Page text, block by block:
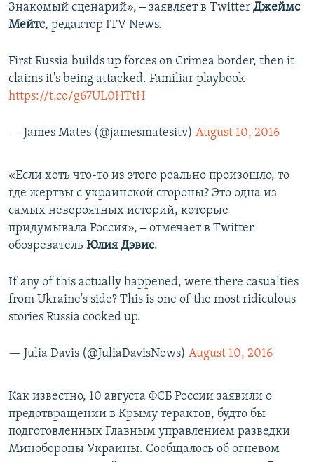
Знакомый сценарий»,‒заявляет в Twitter Джеймс
Мейтс, редактор ITV News.
First Russia builds up forces on Crimea border, then it
claims it's being attacked. Familiar playbook
https://t.co/g67UL0HTtH
— James Mates (@jamesmatesitv) August 10, 2016
«Если хоть что-то из этого реально произошло, то
где жертвы с украинской стороны? Это одна из
самых невероятных историй, которые
придумывала Россия»,‒отмечает в Twitter
обозреватель Юлия Дэвис.
If any of this actually happened, were there casualties
from Ukraine's side? This is one of the most ridiculous
stories Russia cooked up.
— Julia Davis (@JuliaDavisNews) August 10, 2016
Как известно, 10 августа ФСБ России заявили о
предотвращении в Крыму терактов, будто бы
подготовленных Главным управлением разведки
Минобороны Украины. Сообщалось об огневом